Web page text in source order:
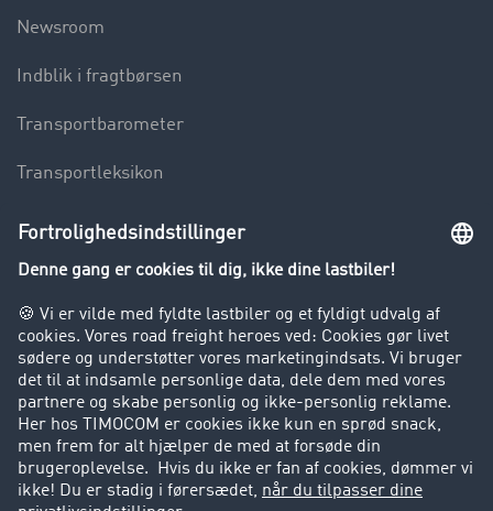
Newsroom
Indblik i fragtbørsen
Transportbarometer
Transportleksikon
Lastbilkørsel forbudt
Kunder hverver kunder
Success Stories
Support
Support